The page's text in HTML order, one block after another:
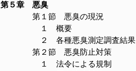
第５章 悪臭
第１節 悪臭の現況
１ 概要
２ 各種悪臭測定調査結果
第２節 悪臭防止対策
１ 法令による規制